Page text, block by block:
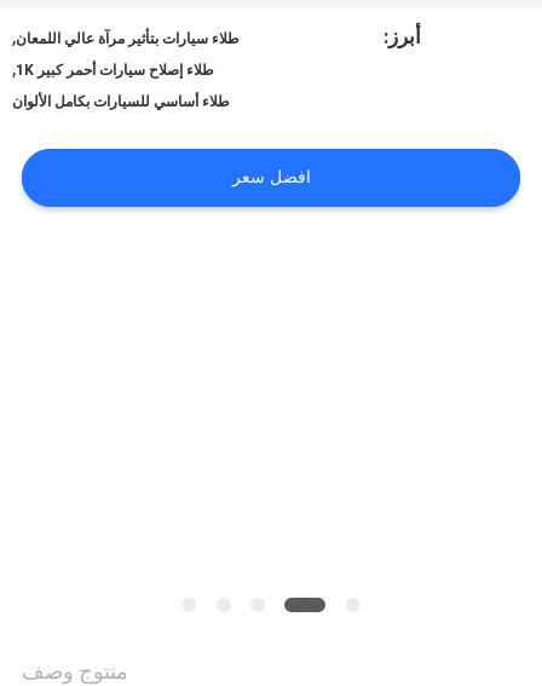
طلب
اقتباس
أبرز: طلاء سيارات بتأثير مرآة عالي اللمعان,
طلاء إصلاح سيارات أحمر كبير 1K ,
طلاء أساسي للسيارات بكامل الألوان
افضل سعر
منتوج وصف